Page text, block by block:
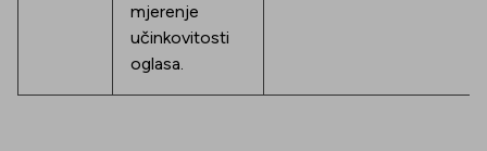
mjerenje
učinkovitosti
oglasa.